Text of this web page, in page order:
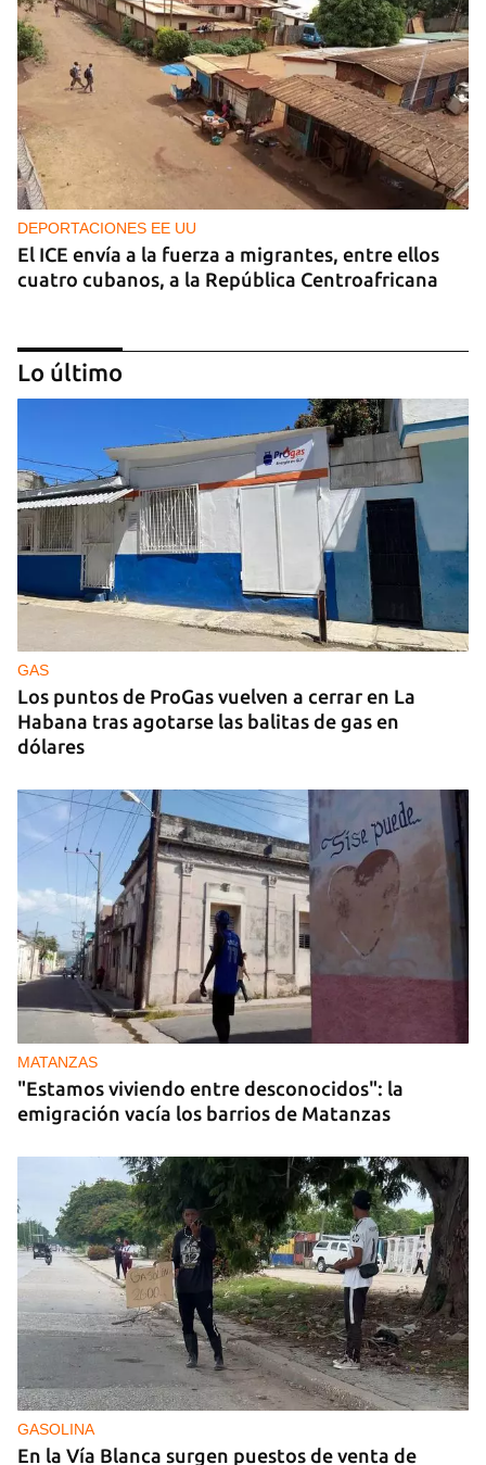
DEPORTACIONES EE UU
El ICE envía a la fuerza a migrantes, entre ellos
cuatro cubanos, a la República Centroafricana
GUERRA
Ucrania ataca otro centro logístico del Amazon
ruso, esta vez en los Urales
Lo último
GAS
Los puntos de ProGas vuelven a cerrar en La
Habana tras agotarse las balitas de gas en
dólares
MATANZAS
"Estamos viviendo entre desconocidos": la
emigración vacía los barrios de Matanzas
GASOLINA
En la Vía Blanca surgen puestos de venta de